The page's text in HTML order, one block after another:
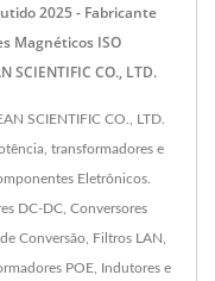
2025 - Fabricante
Magnéticos ISO
SCIENTIFIC CO., LTD.
SCIENTIFIC CO., LTD.
transformadores e
Eletrônicos.
DC-DC, Conversores
Conversão, Filtros LAN,
POE, Indutores e